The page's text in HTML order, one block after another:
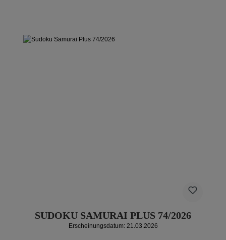
SUDOKU SAMURAI PLUS 74/2026
Erscheinungsdatum: 21.03.2026